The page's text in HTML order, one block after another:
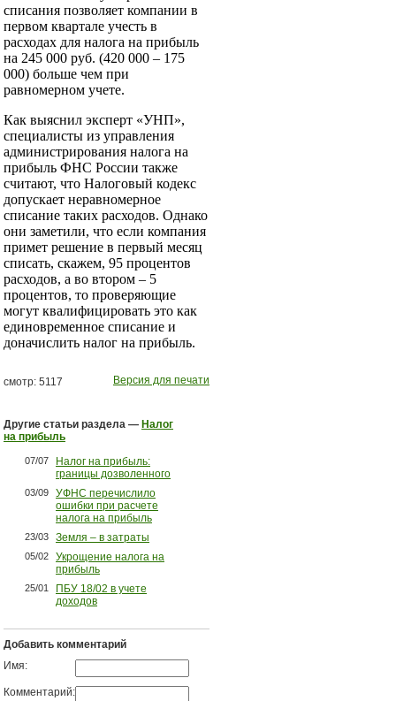
списания позволяет компании в
первом квартале учесть в
расходах для налога на прибыль
на 245 000 руб. (420 000 – 175
000) больше чем при
равномерном учете.
Как выяснил эксперт «УНП»,
специалисты из управления
администрирования налога на
прибыль ФНС России также
считают, что Налоговый кодекс
допускает неравномерное
списание таких расходов. Однако
они заметили, что если компания
примет решение в первый месяц
списать, скажем, 95 процентов
расходов, а во втором – 5
процентов, то проверяющие
могут квалифицировать это как
единовременное списание и
доначислить налог на прибыль.
смотр: 5117 Версия для печати
Другие статьи раздела — Налог
на прибыль
07/07
Налог на прибыль:
границы дозволенного
03/09
УФНС перечислило
ошибки при расчете
налога на прибыль
23/03 Земля – в затраты
05/02
Укрощение налога на
прибыль
25/01
ПБУ 18/02 в учете
доходов
Добавить комментарий
Имя:
Комментарий: